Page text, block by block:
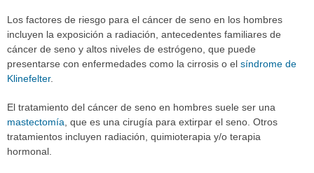
Los factores de riesgo para el cáncer de seno en los hombres
incluyen la exposición a radiación, antecedentes familiares de
cáncer de seno y altos niveles de estrógeno, que puede
presentarse con enfermedades como la cirrosis o el síndrome de
Klinefelter.
El tratamiento del cáncer de seno en hombres suele ser una
mastectomía , que es una cirugía para extirpar el seno. Otros
tratamientos incluyen radiación, quimioterapia y/o terapia
hormonal.